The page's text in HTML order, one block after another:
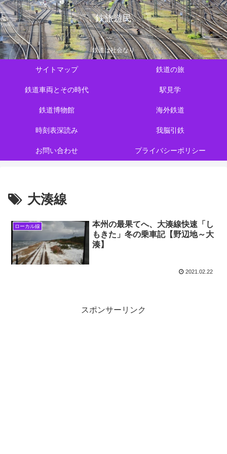
鉄旅遊民
鉄道は社会なり
サイトマップ 鉄道の旅
鉄道車両とその時代 駅見学
鉄道博物館 海外鉄道
時刻表深読み 我脳引鉄
お問い合わせ プライバシーポリシー
大湊線
ローカル線
本州の最果てへ、大湊線快速「し
もきた」冬の乗車記【野辺地～大
湊】
2021.02.22
スポンサーリンク